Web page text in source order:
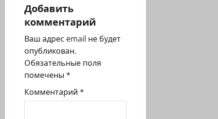
я
з
а
п
и
Добавить
комментарий
Ваш адрес email не будет
опубликован.
Обязательные поля
помечены *
Комментарий *